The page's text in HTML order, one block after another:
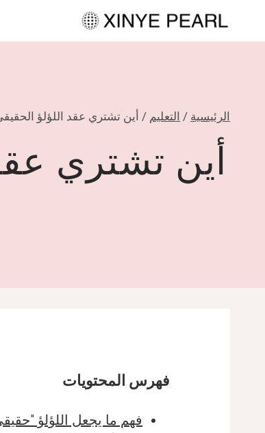
الرئيسية / التعليم / أين تشتري عقد اللؤلؤ الحقيقي:
فهرس المحتويات
فهم ما يجعل اللؤلؤ